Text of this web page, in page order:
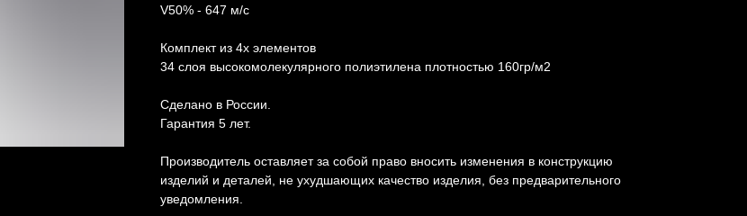
V50% - 647 м/с
Комплект из 4х элементов
34 слоя высокомолекулярного полиэтилена плотностью 160гр/м2
Сделано в России.
Гарантия 5 лет.
Производитель оставляет за собой право вносить изменения в конструкцию
изделий и деталей, не ухудшающих качество изделия, без предварительного
уведомления.